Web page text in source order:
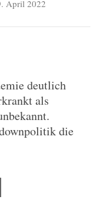
April 2022
deutlich
als
die